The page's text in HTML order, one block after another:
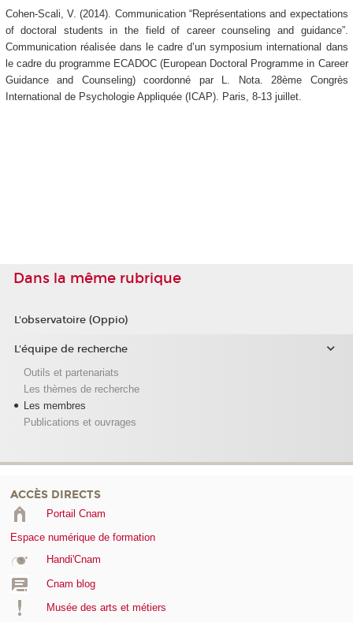
Cohen-Scali, V. (2014). Communication “Représentations and expectations
of doctoral students in the field of career counseling and guidance”.
Communication réalisée dans le cadre d’un symposium international dans
le cadre du programme ECADOC (European Doctoral Programme in Career
Guidance and Counseling) coordonné par L. Nota. 28ème Congrès
International de Psychologie Appliquée (ICAP). Paris, 8-13 juillet.
Dans la même rubrique
L'observatoire (Oppio)
L'équipe de recherche
Outils et partenariats
Les thèmes de recherche
Les membres
Publications et ouvrages
ACCÈS DIRECTS
Portail Cnam
Espace numérique de formation
Handi'Cnam
Cnam blog
Musée des arts et métiers